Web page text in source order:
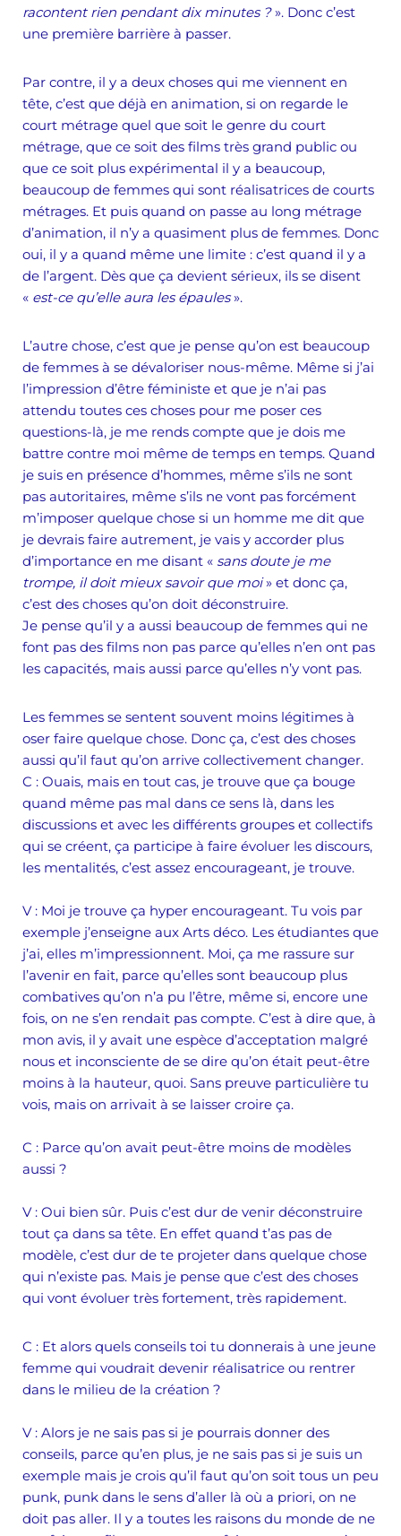
racontent rien pendant dix minutes ?». Donc c’est
une première barrière à passer.
Par contre, il y a deux choses qui me viennent en
tête, c’est que déjà en animation, si on regarde le
court métrage quel que soit le genre du court
métrage, que ce soit des films très grand public ou
que ce soit plus expérimental il y a beaucoup,
beaucoup de femmes qui sont réalisatrices de courts
métrages. Et puis quand on passe au long métrage
d’animation, il n’y a quasiment plus de femmes. Donc
oui, il y a quand même une limite : c’est quand il y a
de l’argent. Dès que ça devient sérieux, ils se disent
« est-ce qu’elle aura les épaules».
L’autre chose, c’est que je pense qu’on est beaucoup
de femmes à se dévaloriser nous-même. Même si j’ai
l’impression d’être féministe et que je n’ai pas
attendu toutes ces choses pour me poser ces
questions-là, je me rends compte que je dois me
battre contre moi même de temps en temps. Quand
je suis en présence d’hommes, même s’ils ne sont
pas autoritaires, même s’ils ne vont pas forcément
m’imposer quelque chose si un homme me dit que
je devrais faire autrement, je vais y accorder plus
d’importance en me disant « sans doute je me
trompe, il doit mieux savoir que moi» et donc ça,
c’est des choses qu’on doit déconstruire.
Je pense qu’il y a aussi beaucoup de femmes qui ne
font pas des films non pas parce qu’elles n’en ont pas
les capacités, mais aussi parce qu’elles n’y vont pas.
Les femmes se sentent souvent moins légitimes à
oser faire quelque chose. Donc ça, c’est des choses
aussi qu’il faut qu’on arrive collectivement changer.
C : Ouais, mais en tout cas, je trouve que ça bouge
quand même pas mal dans ce sens là, dans les
discussions et avec les différents groupes et collectifs
qui se créent, ça participe à faire évoluer les discours,
les mentalités, c’est assez encourageant, je trouve.
V : Moi je trouve ça hyper encourageant. Tu vois par
exemple j’enseigne aux Arts déco. Les étudiantes que
j’ai, elles m’impressionnent. Moi, ça me rassure sur
l’avenir en fait, parce qu’elles sont beaucoup plus
combatives qu’on n’a pu l’être, même si, encore une
fois, on ne s’en rendait pas compte. C’est à dire que, à
mon avis, il y avait une espèce d’acceptation malgré
nous et inconsciente de se dire qu’on était peut-être
moins à la hauteur, quoi. Sans preuve particulière tu
vois, mais on arrivait à se laisser croire ça.
C : Parce qu’on avait peut-être moins de modèles
aussi ?
V : Oui bien sûr. Puis c’est dur de venir déconstruire
tout ça dans sa tête. En effet quand t’as pas de
modèle, c’est dur de te projeter dans quelque chose
qui n’existe pas. Mais je pense que c’est des choses
qui vont évoluer très fortement, très rapidement.
C : Et alors quels conseils toi tu donnerais à une jeune
femme qui voudrait devenir réalisatrice ou rentrer
dans le milieu de la création ?
V : Alors je ne sais pas si je pourrais donner des
conseils, parce qu’en plus, je ne sais pas si je suis un
exemple mais je crois qu’il faut qu’on soit tous un peu
punk, punk dans le sens d’aller là où a priori, on ne
doit pas aller. Il y a toutes les raisons du monde de ne